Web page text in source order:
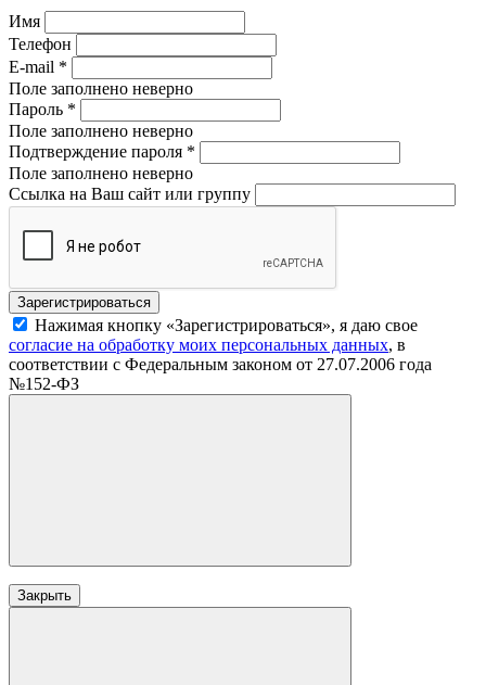
Имя
Телефон
E-mail *
Поле заполнено неверно
Пароль *
Поле заполнено неверно
Подтверждение пароля *
Поле заполнено неверно
Ссылка на Ваш сайт или группу
Нажимая кнопку «Зарегистрироваться», я даю свое
согласие на обработку моих персональных данных, в
соответствии с Федеральным законом от 27.07.2006 года
№152-ФЗ
Закрыть